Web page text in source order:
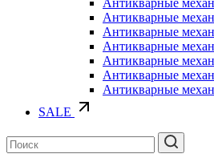
Антикварные
Антикварные
Антикварные
Антикварные
Антикварные
Антикварные
Антикварные
SALE